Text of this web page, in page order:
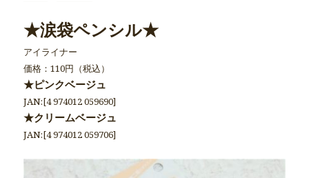
★涙袋ペンシル★
アイライナー
価格：110円（税込）
★ピンクベージュ
JAN:[4 974012 059690]
★クリームベージュ
JAN:[4 974012 059706]